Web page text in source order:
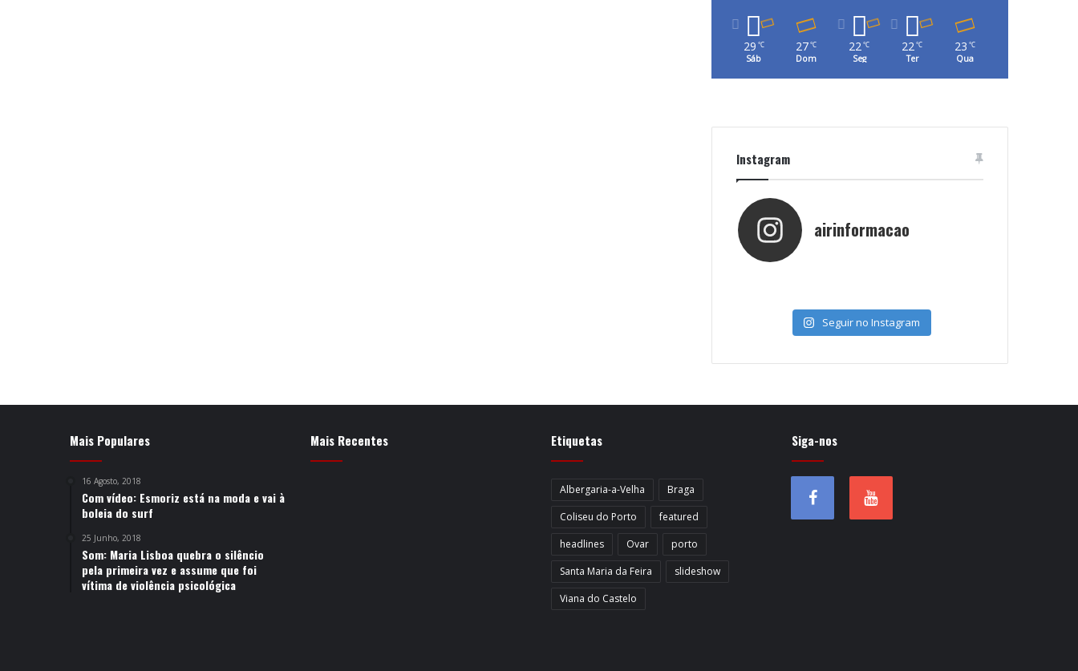
29 ℃
Sáb
27℃
Dom
22℃
Seg
22℃
Ter
23 ℃
Qua
Instagram
airinformacao
Seguir no Instagram
Mais Populares
16 Agosto, 2018
Com vídeo: Esmoriz está na moda e vai à
boleia do surf
25 Junho, 2018
Som: Maria Lisboa quebra o silêncio
pela primeira vez e assume que foi
vítima de violência psicológica
Mais Recentes Etiquetas
Albergaria-a-Velha
Braga
Coliseu do Porto
featured
headlines
Ovar
porto
Santa Maria da Feira
slideshow
Viana do Castelo
Siga-nos